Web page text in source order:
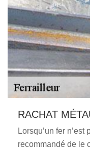
RACHAT
Lorsqu’un fer
recommandé de le